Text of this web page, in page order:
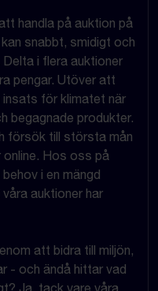
handla på auktion på
snabbt, smidigt och
i flera auktioner
pengar. Utöver att
insats för klimatet när
begagnade produkter.
försök till största mån
online. Hos oss på
i en mängd
auktioner har
att bidra till miljön,
- och ändå hittar vad
Ja, tack vare våra